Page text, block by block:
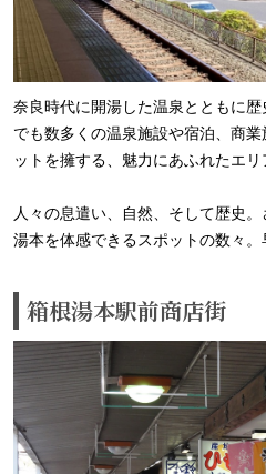
奈良時代に開湯した温泉とともに
でも数多くの温泉施設や宿泊、商
ットを擁する、魅力にあふれたエリ
人々の息遣い、自然、そして歴史
湯本を体感できるスポットの数々。
箱根湯本駅前商店街